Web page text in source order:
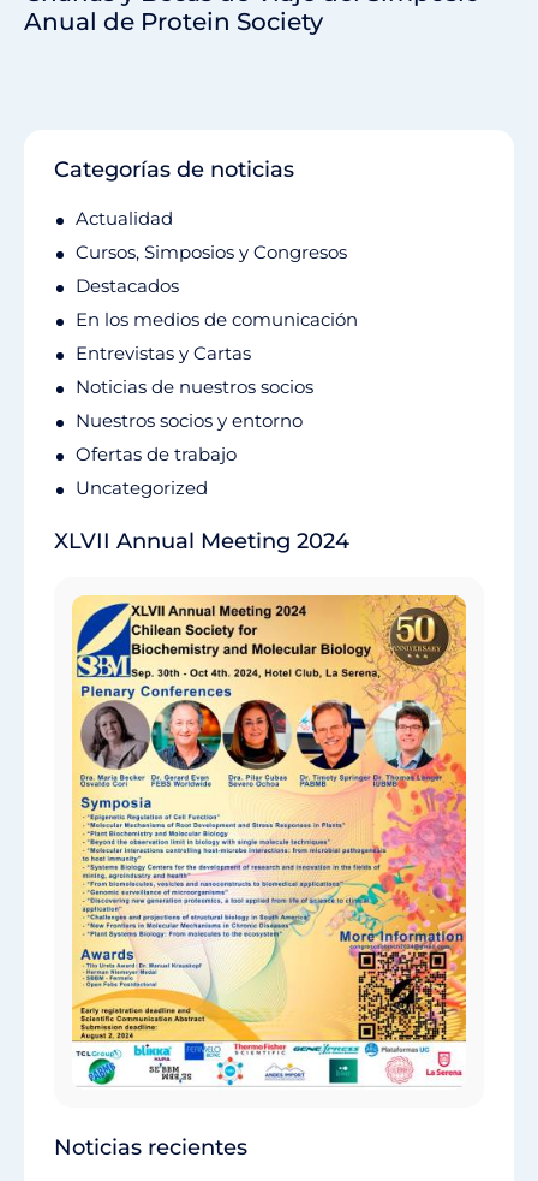
Anual de Protein Society
Categorías de noticias
Actualidad
Cursos, Simposios y Congresos
Destacados
En los medios de comunicación
Entrevistas y Cartas
Noticias de nuestros socios
Nuestros socios y entorno
Ofertas de trabajo
Uncategorized
XLVII Annual Meeting 2024
Noticias recientes